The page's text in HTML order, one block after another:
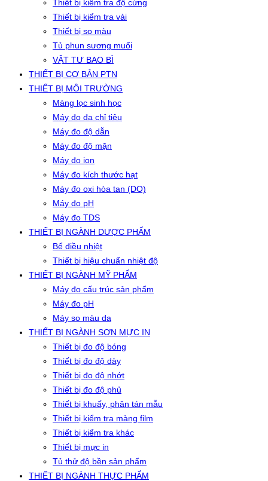
Thiết bị kiểm tra độ cứng
Thiết bị kiểm tra vải
Thiết bị so màu
Tủ phun sương muối
VẬT TƯ BAO BÌ
THIẾT BỊ CƠ BẢN PTN
THIẾT BỊ MÔI TRƯỜNG
Màng lọc sinh học
Máy đo đa chỉ tiêu
Máy đo độ dẫn
Máy đo độ mặn
Máy đo ion
Máy đo kích thước hạt
Máy đo oxi hòa tan (DO)
Máy đo pH
Máy đo TDS
THIẾT BỊ NGÀNH DƯỢC PHẨM
Bể điều nhiệt
Thiết bị hiệu chuẩn nhiệt độ
THIẾT BỊ NGÀNH MỸ PHẨM
Máy đo cấu trúc sản phẩm
Máy đo pH
Máy so màu da
THIẾT BỊ NGÀNH SƠN MỰC IN
Thiết bị đo độ bóng
Thiết bị đo độ dày
Thiết bị đo độ nhớt
Thiết bị đo độ phủ
Thiết bị khuấy, phân tán mẫu
Thiết bị kiểm tra màng film
Thiết bị kiểm tra khác
Thiết bị mực in
Tủ thử độ bền sản phẩm
THIẾT BỊ NGÀNH THỰC PHẨM